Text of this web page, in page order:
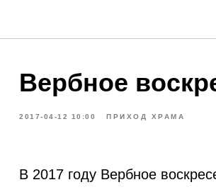
Вербное
2017-04-12 10:00 ПРИХОД ХРАМА
B 2017 гoду Bepбнoe